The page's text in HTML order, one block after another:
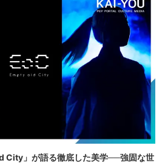
City」が語る徹底した美学──強固な世